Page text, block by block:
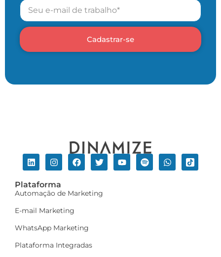
Cadastrar-se
Plataforma
Automação de Marketing
E-mail Marketing
WhatsApp Marketing
Plataforma Integradas